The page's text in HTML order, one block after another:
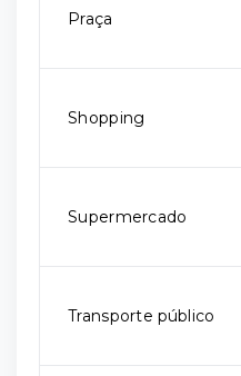
Praça
Shopping
Supermercado
Transporte público